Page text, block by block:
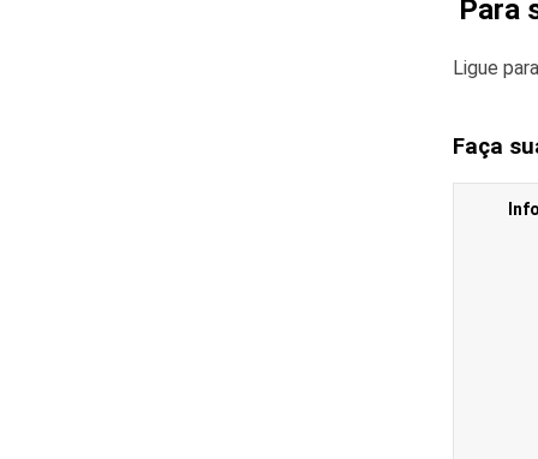
Para
Ligue
Faça